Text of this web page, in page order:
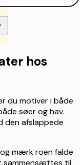
hos
du motiver i både
søer og hav.
den afslappede
mærk roen falde
sammensættes til